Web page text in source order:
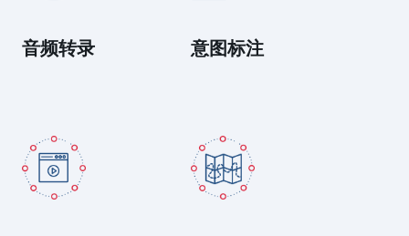
音频转录 意图标注